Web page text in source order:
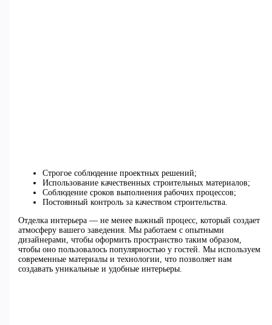
Строгое соблюдение проектных решений;
Использование качественных строительных материалов;
Соблюдение сроков выполнения рабочих процессов;
Постоянный контроль за качеством строительства.
Отделка интерьера — не менее важный процесс, который создает
атмосферу вашего заведения. Мы работаем с опытными
дизайнерами, чтобы оформить пространство таким образом,
чтобы оно пользовалось популярностью у гостей. Мы используем
современные материалы и технологии, что позволяет нам
создавать уникальные и удобные интерьеры.